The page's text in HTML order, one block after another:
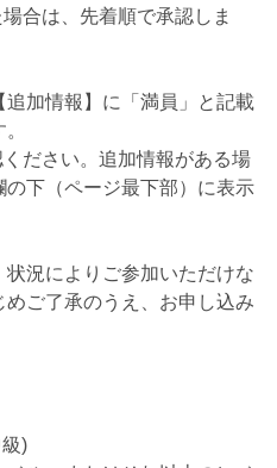
合は、先着順で承認しま
加情報】に「満員」と記載
ださい。追加情報がある場
下（ページ最下部）に表示
況によりご参加いただけな
ご了承のうえ、お申し込み
)